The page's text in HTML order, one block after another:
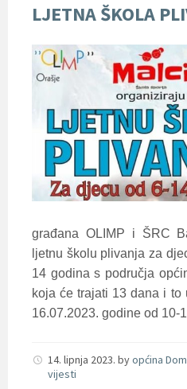
LJETNA ŠKOLA
građana OLIMP i ŠRC
ljetnu školu plivanja za
14 godina s područja
koja će trajati 13 dana i
16.07.2023. godine od 10-
14. lipnja 2023. byopćina
vijesti